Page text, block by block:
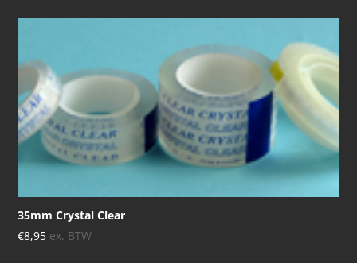
35mm Crystal Clear
€8,95 ex. BTW